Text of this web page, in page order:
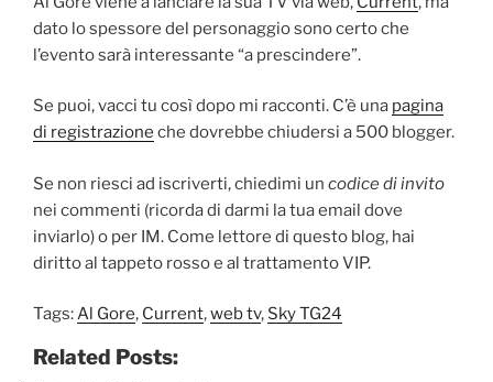
dato lo spessore del personaggio sono certo che
l’evento sarà interessante “a prescindere”.
Se puoi, vacci tu così dopo mi racconti. C’è una pagina
di registrazione che dovrebbe chiudersi a 500 blogger.
Se non riesci ad iscriverti, chiedimi un codice di invito
nei commenti (ricorda di darmi la tua email dove
inviarlo) o per IM. Come lettore di questo blog, hai
diritto al tappeto rosso e al trattamento VIP.
Tags:Al Gore, Current,web tv, Sky TG24
Related Posts: